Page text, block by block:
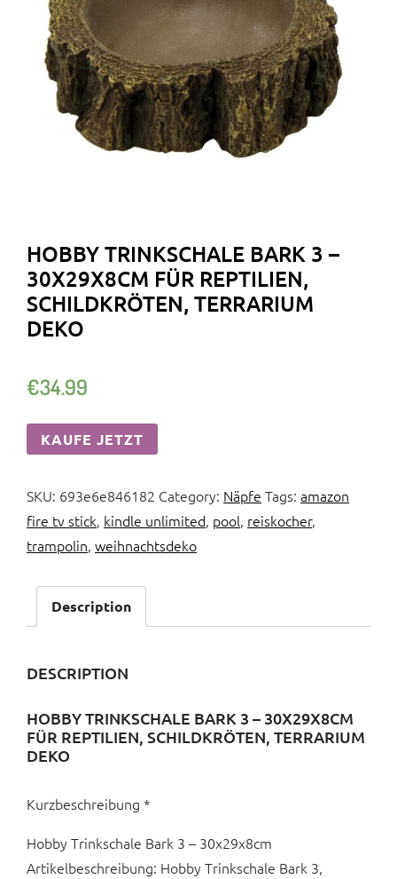
HOBBY TRINKSCHALE BARK 3 –
30X29X8CM FÜR REPTILIEN,
SCHILDKRÖTEN, TERRARIUM
DEKO
€34.99
KAUFE JETZT
SKU: 693e6e846182 Category: Näpfe Tags: amazon
fire tv stick, kindle unlimited, pool, reiskocher,
trampolin, weihnachtsdeko
Description
DESCRIPTION
HOBBY TRINKSCHALE BARK 3 – 30X29X8CM
FÜR REPTILIEN, SCHILDKRÖTEN, TERRARIUM
DEKO
Kurzbeschreibung *
Hobby Trinkschale Bark 3 – 30x29x8cm
Artikelbeschreibung: Hobby Trinkschale Bark 3,